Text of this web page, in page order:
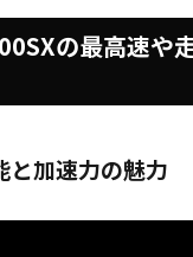
の最高速や
と加速力の魅力